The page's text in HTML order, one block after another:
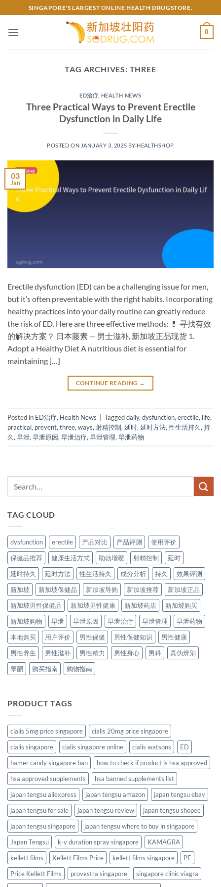
to
content
SINGAPORE'S LARGEST ONLINE HEALTH DRUGSTORE.
0
TAG ARCHIVES: THREE
ED治疗 HEALTH NEWS
Three Practical Ways to Prevent Erectile
Dysfunction in Daily Life
POSTED ON JANUARY 3, 2025 BY HEALTHSHOP
03
Jan
Erectile dysfunction (ED) can be a challenging issue for men,
but it’s often preventable with the right habits. Incorporating
healthy practices into your daily routine can greatly reduce
the risk of ED. Here are three effective methods: 💊 寻找有效
的解决方案？ 日本藤素 — 男士滋补, 新加坡正品现货 1.
Adopt a Healthy Diet A nutritious diet is essential for
maintaining […]
CONTINUE READING →
Posted in ED治疗, Health News Taggeddaily, dysfunction, erectile, life,
practical, prevent, three, ways, 射精控制, 延时, 延时方法,性生活持久, 持
久, 早泄, 早泄原因, 早泄治疗, 早泄管理, 早泄药物
TAG CLOUD
dysfunction erectile 产品对比 产品评测
使用评价
保健品推荐
健康生活方式 助勃增硬 射精控制
延时
延时持久
延时方法 性生活持久 成分分析 持久
效果评测
新加坡
新加坡保健品 新加坡导购 新加坡推荐
新加坡正品
新加坡男性保健品
新加坡男性健康 新加坡药店
新加坡购买
新加坡购物
早泄 早泄原因 早泄治疗 早泄管理
早泄药物
本地购买
用户评价 男性保健 男性保健知识
男性健康
男性养生
男性滋补 男性精力 男性身心 男科
真伪辨别
睾酮
购买指南 购物指南
PRODUCT TAGS
cialis 5mg price singapore
cialis 20mg price singapore
cialis singapore
cialis singapore online cialis watsons
ED
hamer candy singapore ban
how to check if product is hsa approved
hsa approved supplements
hsa banned supplements list
japan tengsu aliexpress
japan tengsu amazon
japan tengsu ebay
japan tengsu for sale
japan tengsu review
japan tengsu shopee
japan tengsu singapore
japan tengsu where to buy in singapore
Japan Tengsu
k-y duration spray singapore
KAMAGRA
kellett films
Kellett Films Price kellett films singapore
PE
Price Kellett Films
provestra singapore
singapore clinic viagra